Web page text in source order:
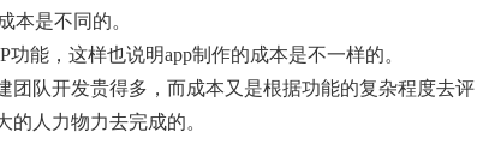
本是不同的。
能，这样也说明app制作的成本是不一样的。
团队开发贵得多，而成本又是根据功能的复杂程度去评
人力物力去完成的。